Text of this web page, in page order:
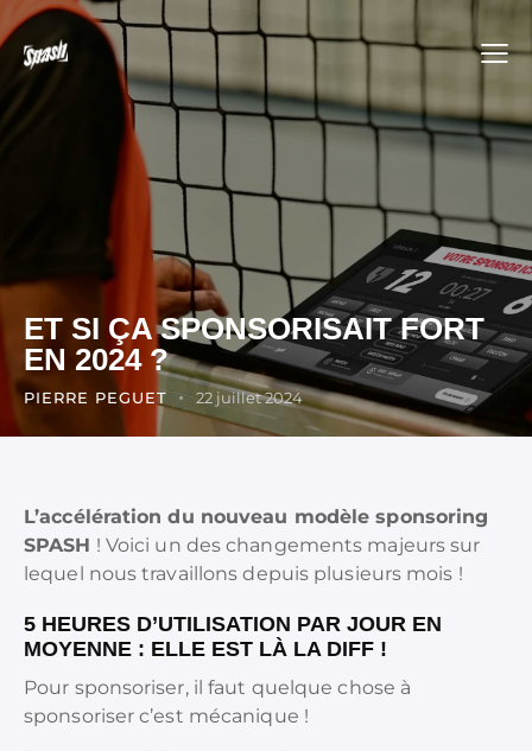
ET SI ÇA SPONSORISAIT FORT
EN 2024 ?
PIERRE PEGUET 22 juillet 2024
L’accélération du nouveau modèle sponsoring
SPASH ! Voici un des changements majeurs sur
lequel nous travaillons depuis plusieurs mois !
5 HEURES D’UTILISATION PAR JOUR EN
MOYENNE : ELLE EST LÀ LA DIFF !
Pour sponsoriser, il faut quelque chose à
sponsoriser c’est mécanique !